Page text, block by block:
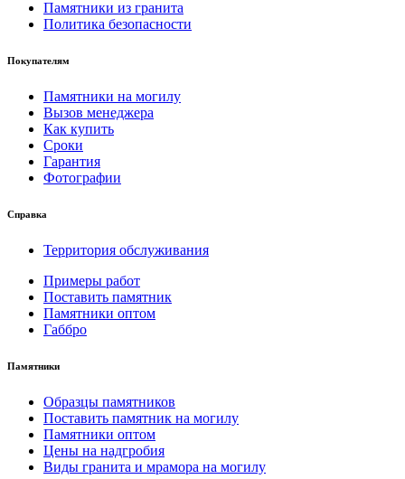
Памятники из гранита
Политика безопасности
Покупателям
Памятники на могилу
Вызов менеджера
Как купить
Сроки
Гарантия
Фотографии
Справка
Территория обслуживания
Примеры работ
Поставить памятник
Памятники оптом
Габбро
Памятники
Образцы памятников
Поставить памятник на могилу
Памятники оптом
Цены на надгробия
Виды гранита и мрамора на могилу